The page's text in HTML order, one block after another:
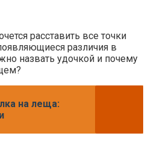
расставить все точки
различия в
назвать удочкой и почему
на леща: